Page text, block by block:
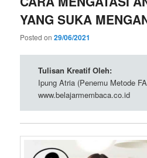
YANG SUKA
Posted on29/06/2021
Tulisan Kreatif Oleh:
Ipung Atria (Penemu Metode
www.belajarmembaca.co.id